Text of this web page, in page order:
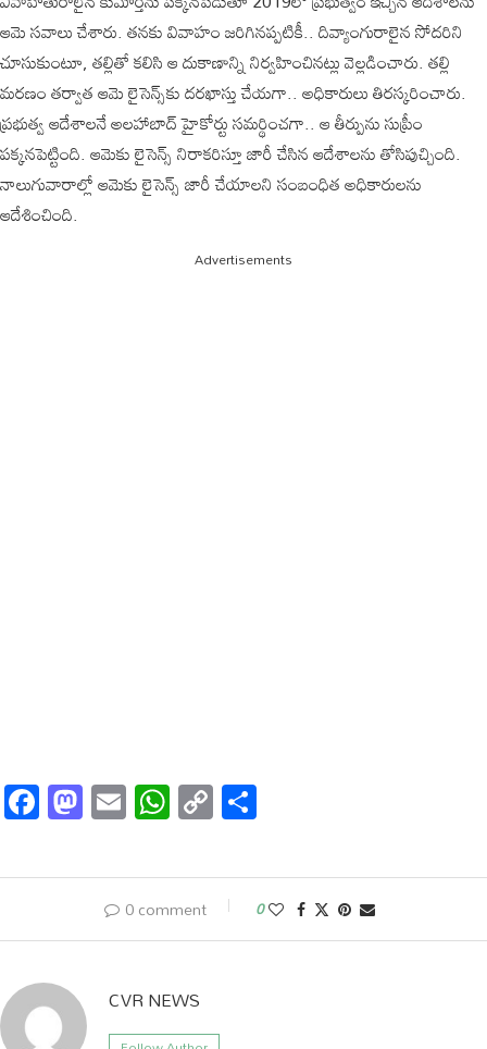
ఆమె సవాలు చేశారు. తనకు వివాహం జరిగినప్పటికీ.. దివ్యాంగురాలైన సోదరిని
చూసుకుంటూ, తల్లితో కలిసి ఆ దుకాణాన్ని నిర్వహించినట్లు వెల్లడించారు. తల్లి
మరణం తర్వాత ఆమె లైసెన్స్‌కు దరఖాస్తు చేయగా.. అధికారులు తిరస్కరించారు.
ప్రభుత్వ ఆదేశాలనే అలహాబాద్ హైకోర్టు సమర్థించగా.. ఆ తీర్పును సుప్రీం
పక్కనపెట్టింది. ఆమెకు లైసెన్స్ నిరాకరిస్తూ జారీ చేసిన ఆదేశాలను తోసిపుచ్చింది.
నాలుగువారాల్లో ఆమెకు లైసెన్స్ జారీ చేయాలని సంబంధిత అధికారులను
ఆదేశించింది.
Advertisements
Facebook
Mastodon
EmailWhatsApp
Copy
Link
0 comment 0
CVR NEWS